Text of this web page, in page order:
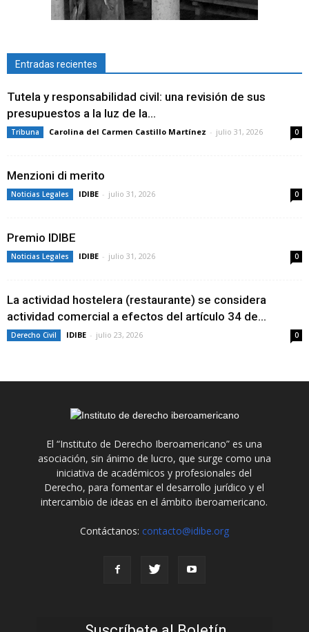
Entradas recientes
Tutela y responsabilidad civil: una revisión de sus
presupuestos a la luz de la...
Tribuna Carolina del Carmen Castillo Martínez - julio 31, 2026 0
Menzioni di merito
Noticias Legales IDIBE - julio 31, 2026 0
Premio IDIBE
Noticias Legales IDIBE - julio 31, 2026 0
La actividad hostelera (restaurante) se considera
actividad comercial a efectos del artículo 34 de...
Derecho Civil IDIBE - julio 23, 2026 0
El “Instituto de Derecho Iberoamericano” es una
asociación, sin ánimo de lucro, que surge como una
iniciativa de académicos y profesionales del
Derecho, para fomentar el desarrollo jurídico y el
intercambio de ideas en el ámbito iberoamericano.
Contáctanos: contacto@idibe.org